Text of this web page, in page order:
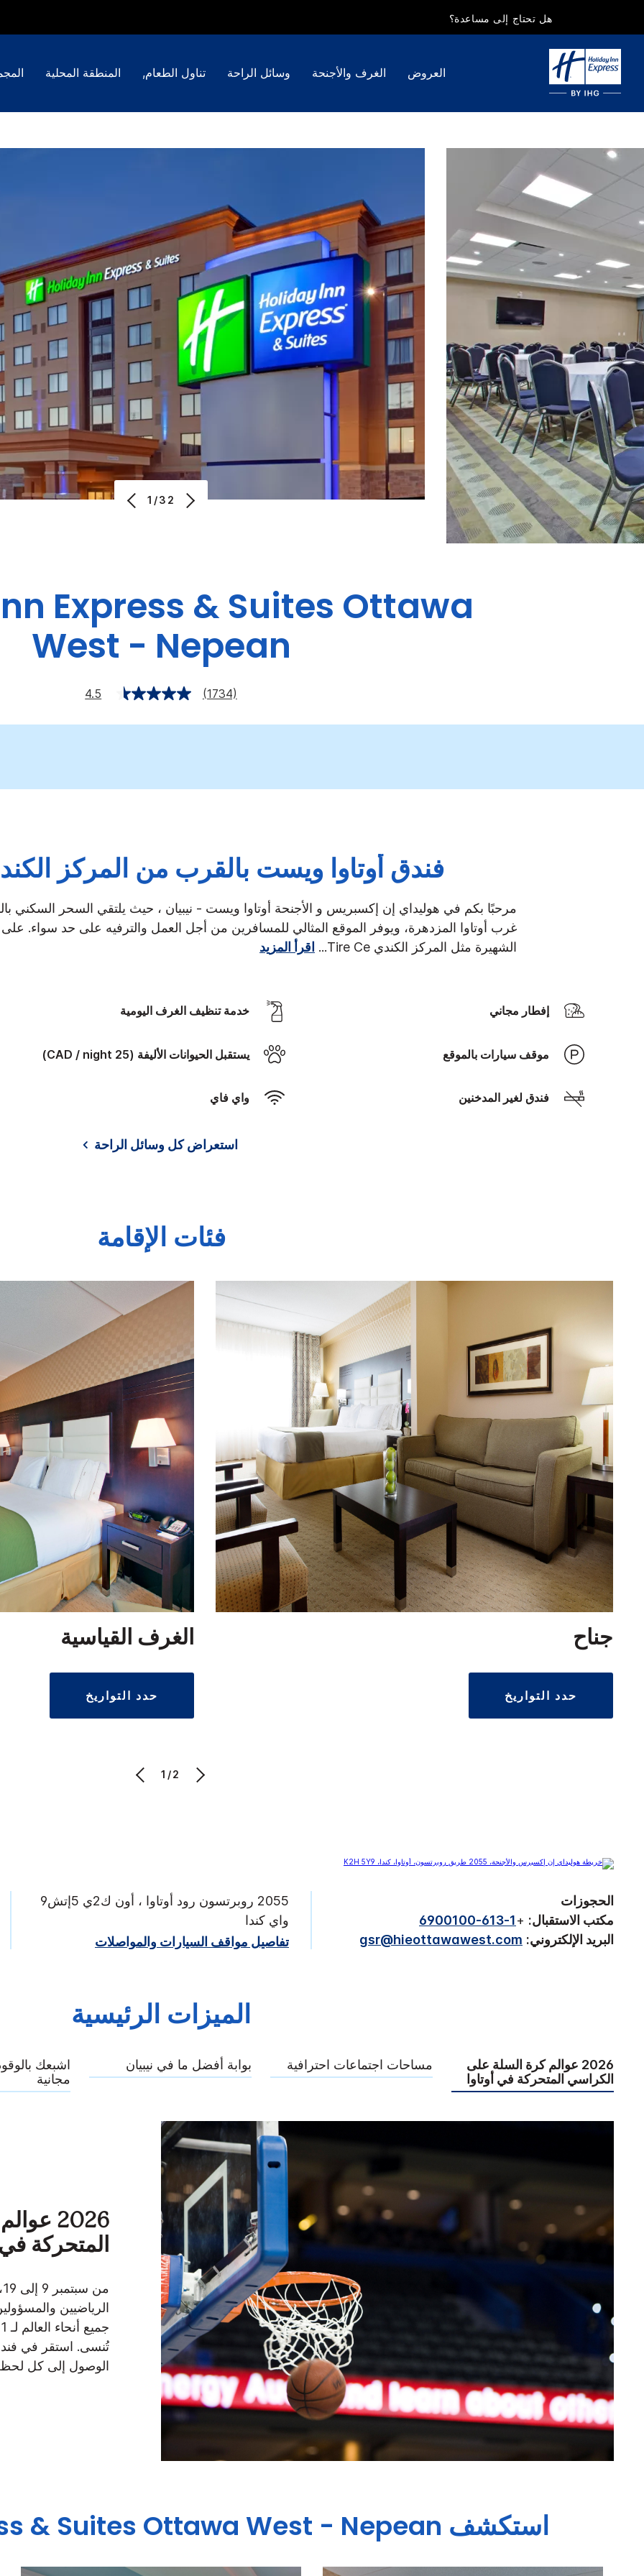
هل تحتاج إلى مساعدة؟
العروض الغرف والأجنحة وسائل الراحة تناول الطعام, المنطقة المحلية
1/32
Express & Suites Ottawa
West - Nepean
4.5 (1734)
فندق أوتاوا ويست بالقرب من المركز
مرحبًا بكم في هوليداي إن إكسبريس و الأجنحة أوتاوا ويست - نيبيان ، حيث يلتقي السحر السكني
غرب أوتاوا المزدهرة، ويوفر الموقع المثالي للمسافرين من أجل العمل والترفيه على حد سواء.
الشهيرة مثل المركز الكندي Tire Ce
... اقرأ المزيد
إفطار مجاني خدمة تنظيف الغرف اليومية
موقف سيارات بالموقع يستقبل الحيوانات الأليفة (25 CAD / night)
فندق لغير المدخنين واي فاي
استعراض كل وسائل الراحة
فئات الإقامة
جناح
حدد التواريخ
الغرف القياسية
حدد التواريخ
1/2
الحجوزات
مكتب الاستقبال: +
1-613-6900100
البريد الإلكتروني: gsr@hieottawawest.com
2055 روبرتسون رود أوتاوا ، أون ك2ي 5إتش9
واي كندا
تفاصيل مواقف السيارات والمواصلات
الميزات الرئيسية
2026 عوالم كرة السلة على
الكراسي المتحركة في أوتاوا
مساحات اجتماعات احترافية بوابة أفضل ما في نيبيان
اشبعك
مجانية
2026
المتحركة في
الرياضيين
تُنسى. استقر في
الوصول إلى كل
استكشف & Suites Ottawa West - Nepean